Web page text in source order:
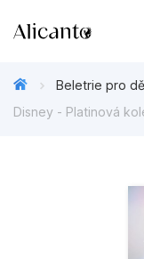
Beletrie pro
Disney - Platinová